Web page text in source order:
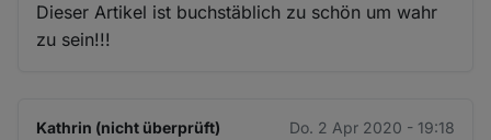
Dieser Artikel ist buchstäblich zu schön um wahr
zu sein!!!
Kathrin (nicht überprüft) Do. 2 Apr 2020 - 19:18